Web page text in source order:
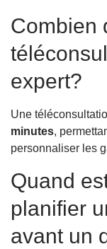
Combien
expert?
Une
minutes,
personnaliser les
Quand
planifier
avant un